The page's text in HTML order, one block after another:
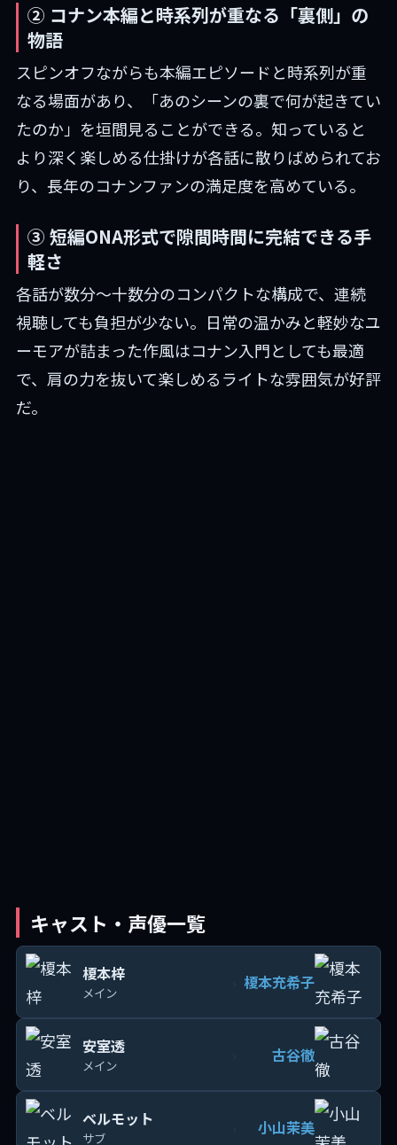
② コナン本編と時系列が重なる「裏側」の
物語
スピンオフながらも本編エピソードと時系列が重
なる場面があり、「あのシーンの裏で何が起きてい
たのか」を垣間見ることができる。知っていると
より深く楽しめる仕掛けが各話に散りばめられてお
り、長年のコナンファンの満足度を高めている。
③ 短編ONA形式で隙間時間に完結できる手
軽さ
各話が数分〜十数分のコンパクトな構成で、連続
視聴しても負担が少ない。日常の温かみと軽妙なユ
ーモアが詰まった作風はコナン入門としても最適
で、肩の力を抜いて楽しめるライトな雰囲気が好評
だ。
キャスト・声優一覧
榎本梓
メイン 榎本充希子
安室透
メイン 古谷徹
ベルモット
サブ 小山茉美